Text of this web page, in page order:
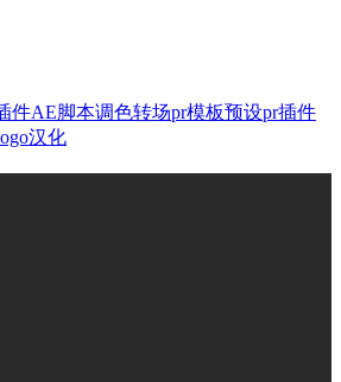
件AE脚本调色转场pr模板预设pr插件
汉化